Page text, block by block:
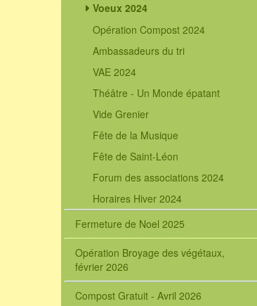
Voeux 2024
Opération Compost 2024
Ambassadeurs du tri
VAE 2024
Théâtre - Un Monde épatant
Vide Grenier
Fête de la Musique
Fête de Saint-Léon
Forum des associations 2024
Horaires Hiver 2024
Fermeture de Noel 2025
Opération Broyage des végétaux,
février 2026
Compost Gratuit - Avril 2026